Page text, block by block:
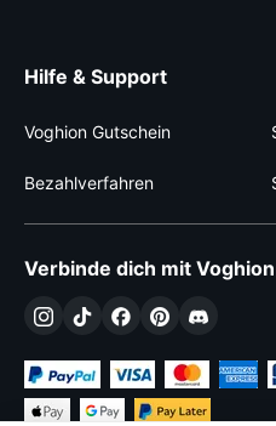
Hilfe & Support
Voghion Gutschein
Bezahlverfahren
Verbinde dich mit Voghion